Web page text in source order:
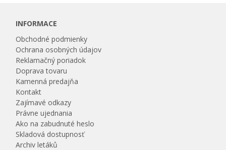
INFORMACE
Obchodné podmienky
Ochrana osobných údajov
Reklamačný poriadok
Doprava tovaru
Kamenná predajňa
Kontakt
Zajímavé odkazy
Právne ujednania
Ako na zabudnuté heslo
Skladová dostupnosť
Archiv letáků